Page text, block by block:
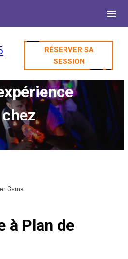
menu
RÉSERVER SA
SESSION
Game
à Plan de